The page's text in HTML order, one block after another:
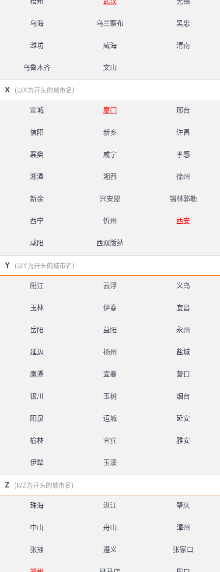
乌海 乌兰察布 吴忠
潍坊 威海 渭南
乌鲁木齐 文山
X (以X为开头的城市名)
宣城 厦门 邢台
信阳 新乡 许昌
襄樊 咸宁 孝感
湘潭 湘西 徐州
新余 兴安盟 锡林郭勒
西宁 忻州 西安
咸阳 西双版纳
Y (以Y为开头的城市名)
阳江 云浮 义乌
玉林 伊春 宜昌
岳阳 益阳 永州
延边 扬州 盐城
鹰潭 宜春 营口
银川 玉树 烟台
阳泉 运城 延安
榆林 宜宾 雅安
伊犁 玉溪
Z (以Z为开头的城市名)
珠海 湛江 肇庆
中山 舟山 漳州
张掖 遵义 张家口